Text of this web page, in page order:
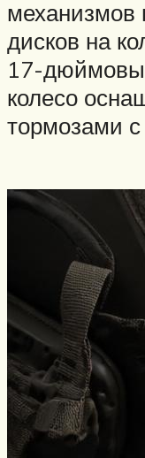
механизмов
дисков на
17-
колесо
тормозами